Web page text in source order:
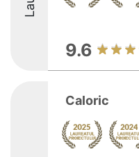
9.6
Caloric